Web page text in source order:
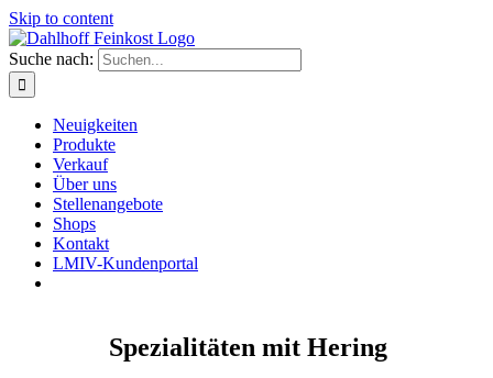
Skip to content
Suche nach:
Neuigkeiten
Produkte
Verkauf
Über uns
Stellenangebote
Shops
Kontakt
LMIV-Kundenportal
Spezialitäten mit Hering